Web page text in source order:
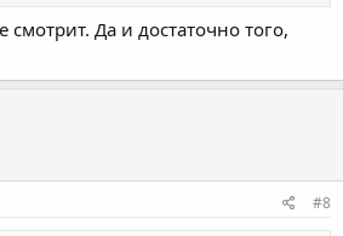
смотрит. Да и достаточно того,
#8